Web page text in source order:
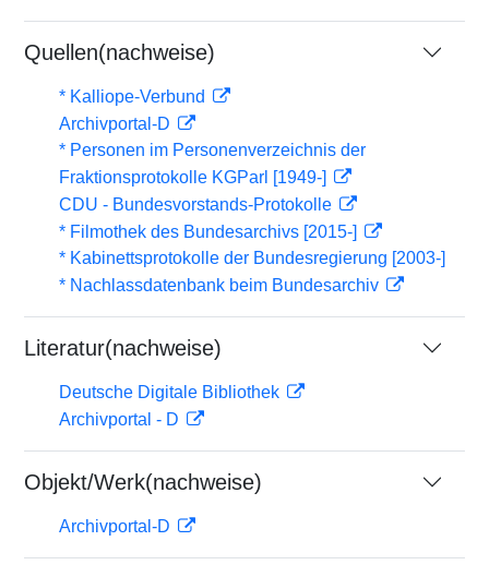
Quellen(nachweise)
* Kalliope-Verbund
Archivportal-D
* Personen im Personenverzeichnis der
Fraktionsprotokolle KGParl [1949-]
CDU - Bundesvorstands-Protokolle
* Filmothek des Bundesarchivs [2015-]
* Kabinettsprotokolle der Bundesregierung [2003-]
* Nachlassdatenbank beim Bundesarchiv
Literatur(nachweise)
Deutsche Digitale Bibliothek
Archivportal - D
Objekt/Werk(nachweise)
Archivportal-D